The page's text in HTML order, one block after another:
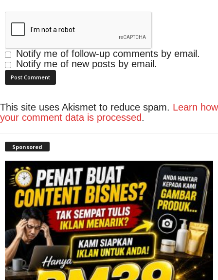
Notify me of follow-up comments by email.
Notify me of new posts by email.
This site uses Akismet to reduce spam. Learn how
your comment data is processed.
Sponsored